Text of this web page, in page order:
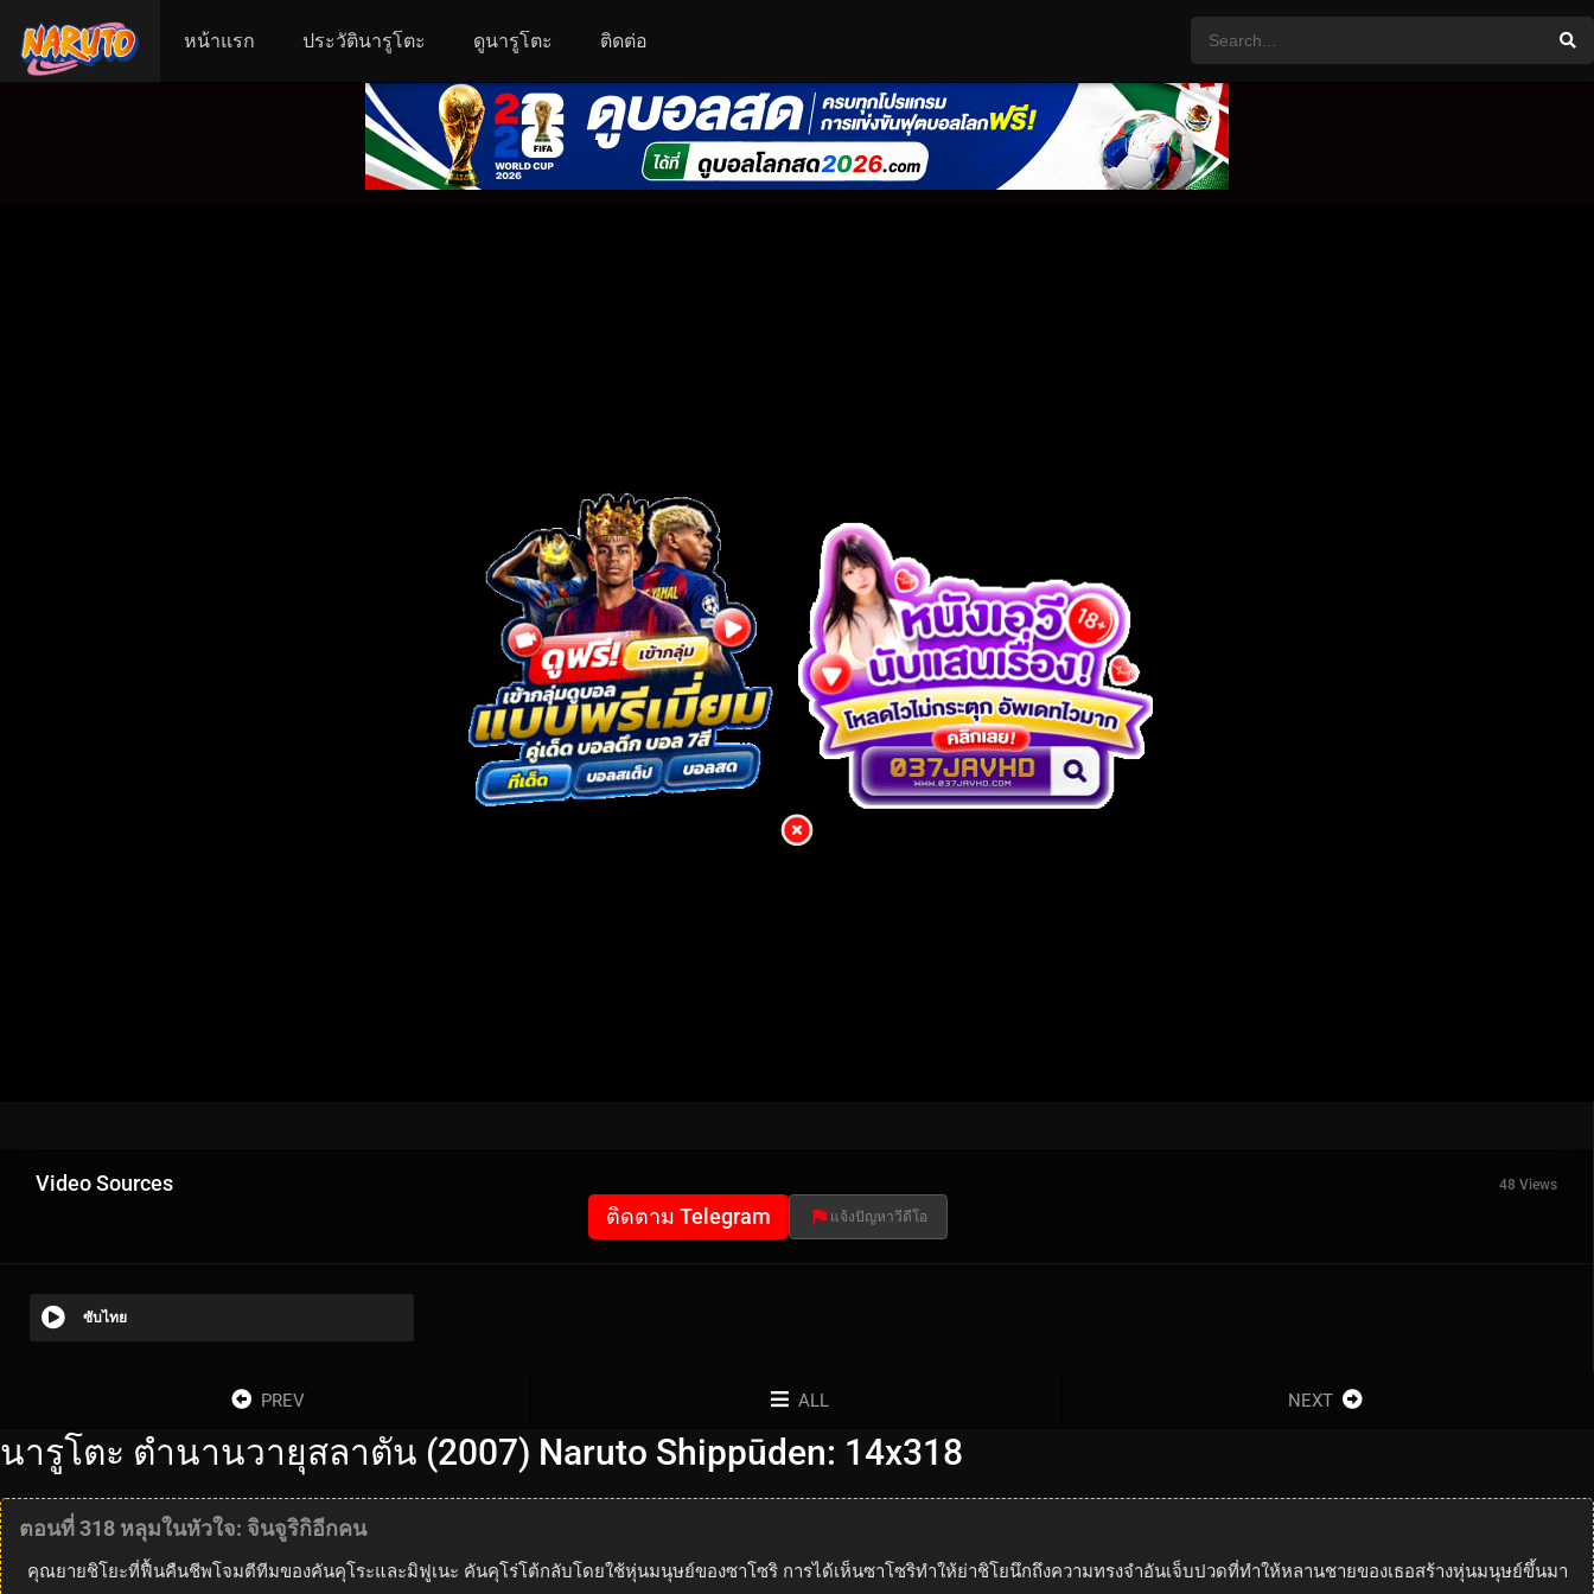
หน้าแรก ประวัตินารูโตะ ดูนารูโตะ ติดต่อ
Video Sources 48 Views
ติดตาม Telegram แจ้งปัญหาวีดีโอ
ซับไทย
PREV ALL NEXT
นารูโตะ ตำนานวายุสลาตัน (2007) Naruto Shippūden: 14x318
ตอนที่ 318 หลุมในหัวใจ: จินจูริกิอีกคน
คุณยายชิโยะที่ฟื้นคืนชีพโจมตีทีมของคันคุโระและมิฟูเนะ คันคุโร่โต้กลับโดยใช้หุ่นมนุษย์ของซาโซริ การได้เห็นซาโซริทำให้ย่าชิโยนึกถึงความทรงจำอันเจ็บปวดที่ทำให้หลานชายของเธอสร้างหุ่นมนุษย์ขึ้นมา